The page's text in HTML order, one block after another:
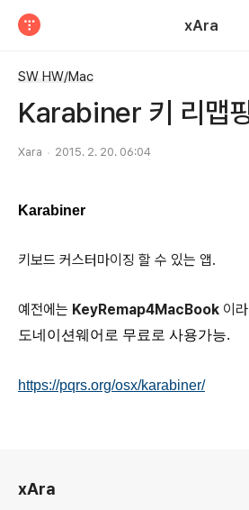
xAra
SW HW/Mac
Karabiner 키 리맵
Xara 2015. 2. 20. 06:04
Karabiner
키보드 커스터마이징 할 수 있는 앱.
예전에는 KeyRemap4MacBook 이
도네이션웨어로 무료로 사용가능.
https://pqrs.org/osx/karabiner/
xAra